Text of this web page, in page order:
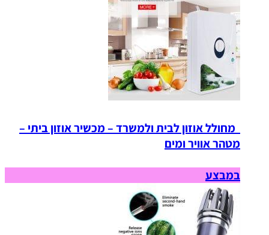
מחולל אוזון לבית ולמשרד – מכשיר אוזון ביתי –
מטהר אוויר ומים
במבצע